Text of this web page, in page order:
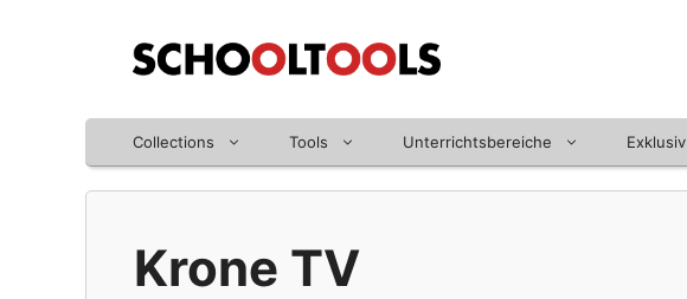
Collections Tools Unterrichtsbereiche Exklusiv
Krone TV